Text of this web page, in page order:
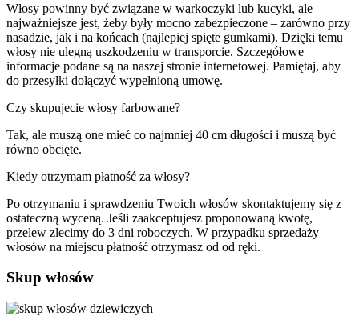
Włosy powinny być związane w warkoczyki lub kucyki, ale
najważniejsze jest, żeby były mocno zabezpieczone – zarówno przy
nasadzie, jak i na końcach (najlepiej spięte gumkami). Dzięki temu
włosy nie ulegną uszkodzeniu w transporcie. Szczegółowe
informacje podane są na naszej stronie internetowej. Pamiętaj, aby
do przesyłki dołączyć wypełnioną umowę.
Czy skupujecie włosy farbowane?
Tak, ale muszą one mieć co najmniej 40 cm długości i muszą być
równo obcięte.
Kiedy otrzymam płatność za włosy?
Po otrzymaniu i sprawdzeniu Twoich włosów skontaktujemy się z
ostateczną wyceną. Jeśli zaakceptujesz proponowaną kwotę,
przelew zlecimy do 3 dni roboczych. W przypadku sprzedaży
włosów na miejscu płatność otrzymasz od od ręki.
Skup włosów